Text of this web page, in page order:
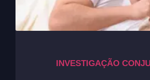
INVESTIGAÇÃO